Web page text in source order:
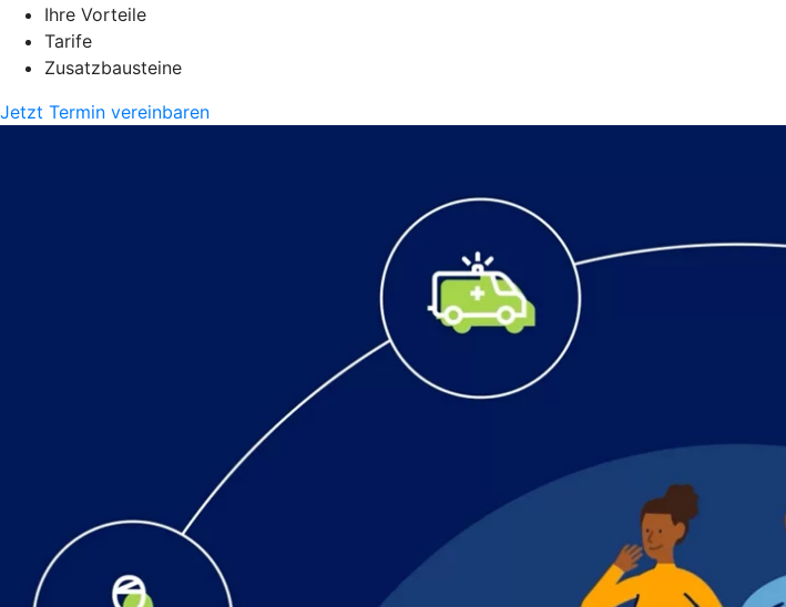
Ihre Vorteile
Tarife
Zusatzbausteine
Jetzt Termin vereinbaren